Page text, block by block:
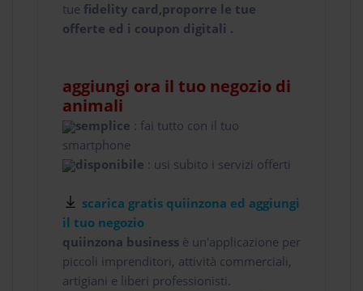
tue fidelity card,proporre le tue
offerte ed i coupon digitali .
aggiungi ora il tuo negozio di
animali
semplice : fai tutto con il tuo
smartphone
disponibile : usi subito i servizi offerti
scarica gratis quiinzona ed aggiungi
il tuo negozio
quiinzona business è un'applicazione per
piccoli imprenditori, attività commerciali,
artigiani e liberi professionisti.